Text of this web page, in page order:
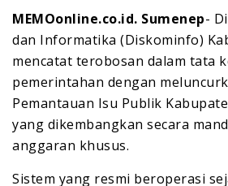
MEMOonline.co.id. Sumenep-
dan Informatika (Diskominfo)
mencatat terobosan dalam tata
pemerintahan dengan
Pemantauan Isu Publik
yang dikembangkan secara
anggaran khusus.
Sistem yang resmi beroperasi